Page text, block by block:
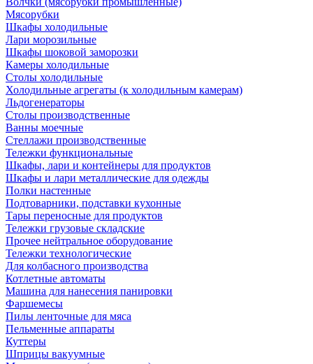
Мясорубки
Шкафы холодильные
Лари морозильные
Шкафы шоковой заморозки
Камеры холодильные
Столы холодильные
Холодильные агрегаты (к холодильным камерам)
Льдогенераторы
Столы производственные
Ванны моечные
Стеллажи производственные
Тележки функциональные
Шкафы, лари и контейнеры для продуктов
Шкафы и лари металлические для одежды
Полки настенные
Подтоварники, подставки кухонные
Тары переносные для продуктов
Тележки грузовые складские
Прочее нейтральное оборудование
Тележки технологические
Для колбасного производства
Котлетные автоматы
Машина для нанесения панировки
Фаршемесы
Пилы ленточные для мяса
Пельменные аппараты
Куттеры
Шприцы вакуумные